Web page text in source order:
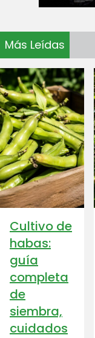
Más Leídas
Cultivo de
habas:
guía
completa
de
siembra,
cuidados